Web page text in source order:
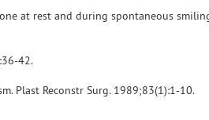
at rest and during spontaneous
42.
Plast Reconstr Surg. 1989;83(1):1-10.